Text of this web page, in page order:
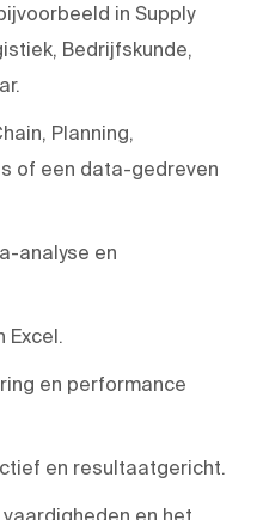
in Supply
Bedrijfskunde,
Planning,
of een data-gedreven
analyse en
Excel.
en performance
en resultaatgericht.
en het